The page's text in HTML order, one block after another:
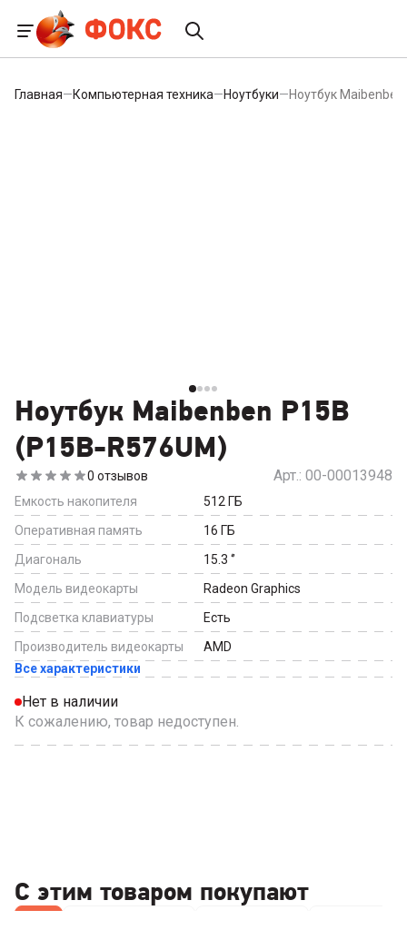
Главная—Компьютерная техника—Ноутбуки—Ноутбук
Ноутбук Maibenben P15B
(P15B-R576UM)
0 отзывов Арт.: 00-00013948
Емкость накопителя 512 ГБ
Оперативная память
16 ГБ
Диагональ
15.3 ‘’
Модель видеокарты
Radeon Graphics
Подсветка клавиатуры
Есть
Производитель видеокарты
AMD
Все характеристики
Нет в наличии
К сожалению, товар недоступен.
С этим товаром покупают